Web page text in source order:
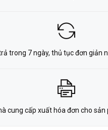
trong 7 ngày, thủ tục đơn giản
cung cấp xuất hóa đơn cho